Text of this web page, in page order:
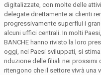
digitalizzate, con molte delle
delegate direttamente ai clienti
progressivamente superflui i
alcuni uffici centrali. In molti
BANCHE hanno rivisto la loro
oggi, nei Paesi sviluppati, si
riduzione delle filiali nei prossimi
ritengono che il settore vivrà una